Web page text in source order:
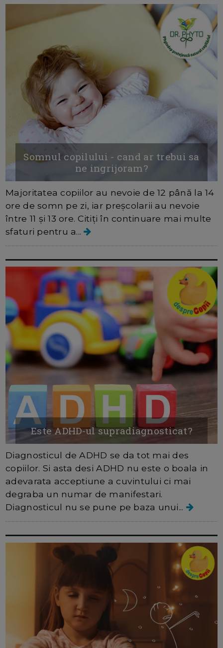
Somnul copilului - cand ar trebui sa
ne ingrijoram?
Majoritatea copiilor au nevoie de 12 până la 14
ore de somn pe zi, iar preșcolarii au nevoie
între 11 și 13 ore. Citiți în continuare mai multe
sfaturi pentru a...
Este ADHD-ul supradiagnosticat?
Diagnosticul de ADHD se da tot mai des
copiilor. Si asta desi ADHD nu este o boala in
adevarata acceptiune a cuvintului ci mai
degraba un numar de manifestari.
Diagnosticul nu se pune pe baza unui...